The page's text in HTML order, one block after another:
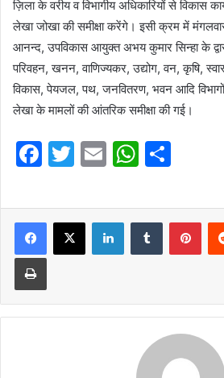
ज़िला के वरीय व विभागीय अधिकारियों से विकास
लेखा जोखा की समीक्षा करेंगे। इसी क्रम में
आनन्द, उपविकास आयुक्त अभय कुमार सिन्हा के
परिवहन, खनन, वाणिज्यकर, उद्योग, वन, कृषि,
विकास, पेयजल, पथ, जनवितरण, भवन आदि
लेखा के मामलों की आंतरिक समीक्षा की गई।
F
c
e
b
o
o
T
itt
er
E
ai
l
W
at
s
A
p
ar
e
LinkedInTumblr
Print